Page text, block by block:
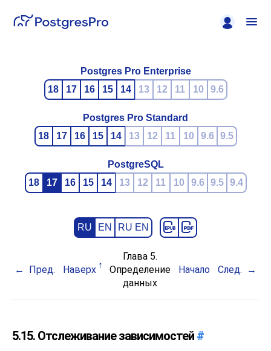
Postgres Pro Enterprise
18
17 16 15 14 13 12 11 10 9.6
Postgres Pro Standard
18
17 16 15 14 13 12 11 10 9.6 9.5
PostgreSQL
18
17 16 15 14 13 12 11 10 9.6 9.5 9.4
RU EN RU EN
Пред. Наверх
Глава 5.
Определение
данных
Начало След.
5.15. Отслеживание зависимостей #